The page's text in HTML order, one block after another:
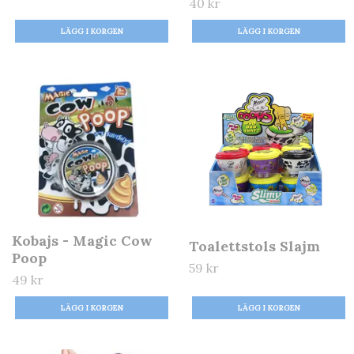
Kobajs - Magic Cow
Poop
49 kr
Toalettstols Slajm
59 kr